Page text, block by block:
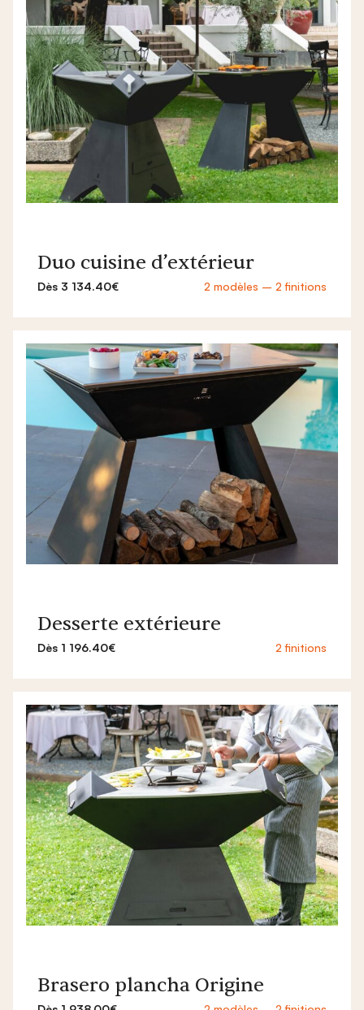
Duo cuisine d’extérieur
Dès 3 134.40€ 2 modèles – 2 finitions
Desserte extérieure
Dès 1 196.40€ 2 finitions
Brasero plancha Origine